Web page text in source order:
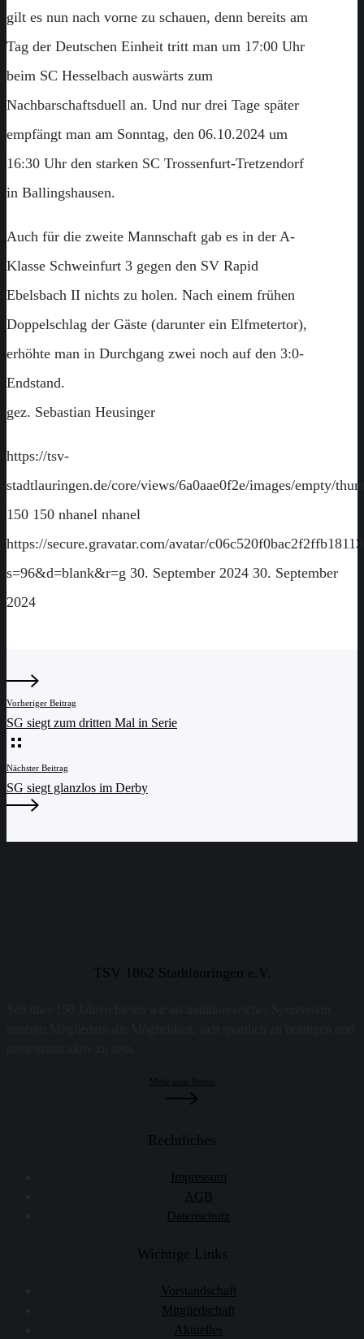
gilt es nun nach vorne zu schauen, denn bereits am
Tag der Deutschen Einheit tritt man um 17:00 Uhr
beim SC Hesselbach auswärts zum
Nachbarschaftsduell an. Und nur drei Tage später
empfängt man am Sonntag, den 06.10.2024 um
16:30 Uhr den starken SC Trossenfurt-Tretzendorf
in Ballingshausen.
Auch für die zweite Mannschaft gab es in der A-
Klasse Schweinfurt 3 gegen den SV Rapid
Ebelsbach II nichts zu holen. Nach einem frühen
Doppelschlag der Gäste (darunter ein Elfmetertor),
erhöhte man in Durchgang zwei noch auf den 3:0-
Endstand.
gez. Sebastian Heusinger
https://tsv-
stadtlauringen.de/core/views/6a0aae0f2e/images/empty/
150 150 nhanel nhanel
https://secure.gravatar.com/avatar/
s=96&d=blank&r=g 30. September 2024 30. September
2024
Vorheriger Beitrag
SG siegt zum dritten Mal in Serie
Nächster Beitrag
SG siegt glanzlos im Derby
TSV 1862 Stadtlauringen e.V.
Mehr zum Verein
Rechtliches
Impressum
AGB
Datenschutz
Wichtige Links
Vorstandschaft
Mitgliedschaft
Aktuelles